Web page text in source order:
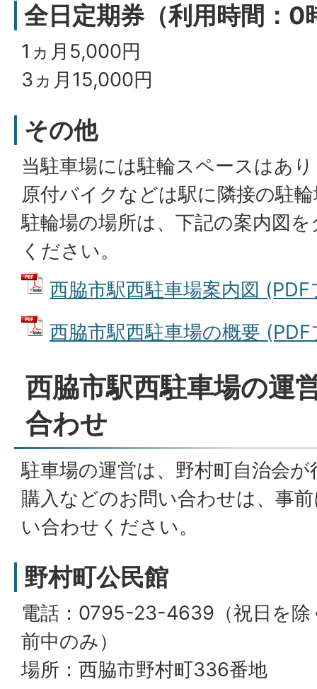
全日定期券（利用時間：0
1ヵ月5,000円
3ヵ月15,000円
その他
当駐車場には駐輪スペースはあ
原付バイクなどは駅に隣接の駐
駐輪場の場所は、下記の案内図
ください。
西脇市駅西駐車場案内図
西脇市駅西駐車場の概要
西脇市駅西駐車場の運
合わせ
駐車場の運営は、野村町自治会
購入などのお問い合わせは、事
い合わせください。
野村町公民館
電話：0795-23-4639（祝日を除
前中のみ）
場所：西脇市野村町336番地